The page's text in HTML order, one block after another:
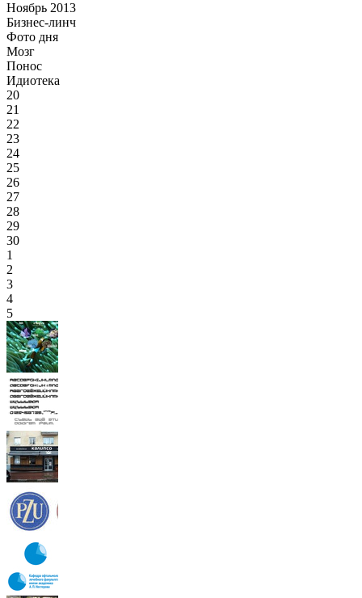
Ноябрь 2013
Бизнес-линч
Фото дня
Мозг
Понос
Идиотека
20
21
22
23
24
25
26
27
28
29
30
1
2
3
4
5